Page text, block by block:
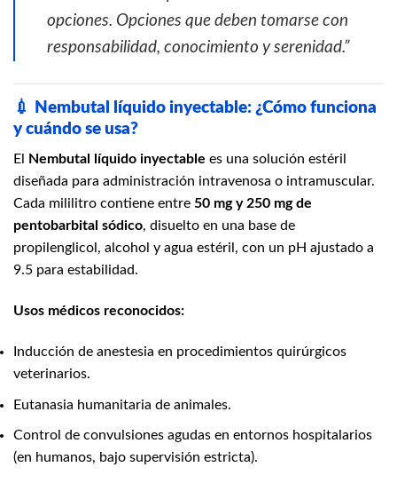
opciones. Opciones que deben tomarse con
responsabilidad, conocimiento y serenidad.”
💉
Nembutal líquido inyectable: ¿Cómo funciona
y cuándo se usa?
El Nembutal líquido inyectable es una solución estéril
diseñada para administración intravenosa o intramuscular.
Cada mililitro contiene entre 50 mg y 250 mg de
pentobarbital sódico, disuelto en una base de
propilenglicol, alcohol y agua estéril, con un pH ajustado a
9.5 para estabilidad.
Usos médicos reconocidos:
Inducción de anestesia en procedimientos quirúrgicos
veterinarios.
Eutanasia humanitaria de animales.
Control de convulsiones agudas en entornos hospitalarios
(en humanos, bajo supervisión estricta).